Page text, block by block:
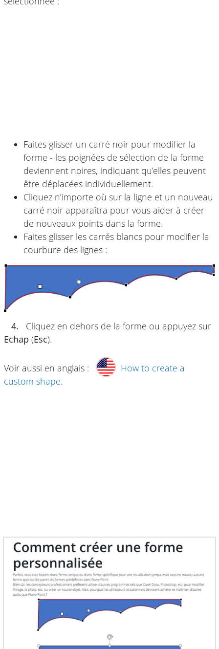
Faites glisser un carré noir pour modifier la
forme - les poignées de sélection de la forme
deviennent noires, indiquant qu’elles peuvent
être déplacées individuellement.
Cliquez n’importe où sur la ligne et un nouveau
carré noir apparaîtra pour vous aider à créer
de nouveaux points dans la forme.
Faites glisser les carrés blancs pour modifier la
courbure des lignes :
4.
Cliquez en dehors de la forme ou appuyez sur
Echap (Esc).
Voir aussi en anglais :
How to create a
custom shape.